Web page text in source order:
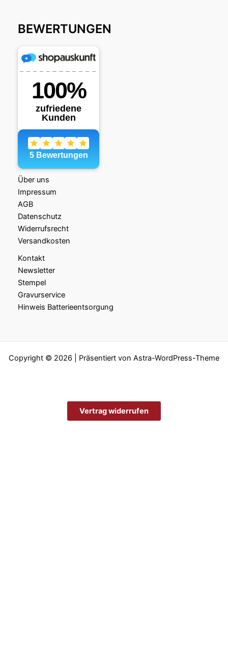
BEWERTUNGEN
Über uns
Impressum
AGB
Datenschutz
Widerrufsrecht
Versandkosten
Kontakt
Newsletter
Stempel
Gravurservice
Hinweis Batterieentsorgung
Copyright © 2026 | Präsentiert von Astra-WordPress-Theme
Vertrag widerrufen